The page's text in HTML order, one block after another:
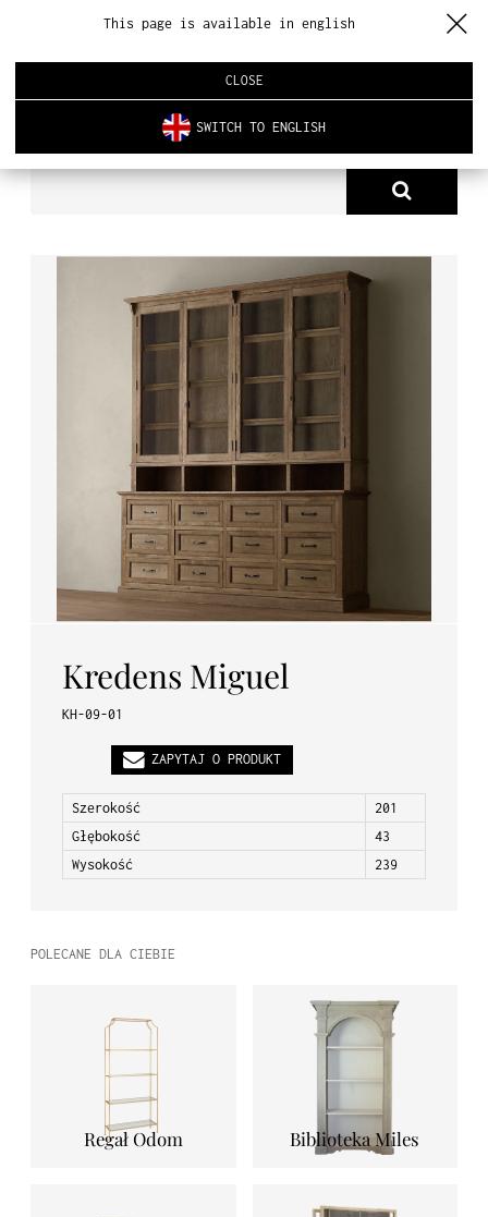
O NAS
NOWOŚCI
ARCHITEKTURA WNĘTRZ
REALIZACJE
AKTUALNOŚCI
PL EN DE
SZAFY & WITRYNY KREDENS MIGUEL
Kredens Miguel
KH-09-01
ZAPYTAJ O PRODUKT
Szerokość
201
Głębokość
43
Wysokość
239
POLECANE DLA CIEBIE
Regał Odom Biblioteka Miles
This page is available in english
CLOSE
SWITCH TO ENGLISH